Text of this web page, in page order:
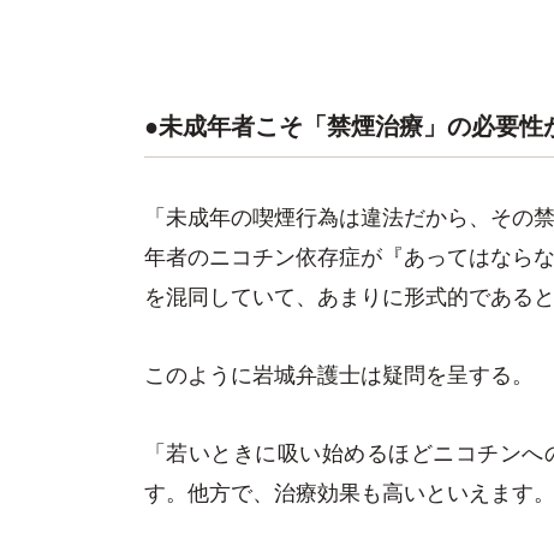
●未成年者こそ「禁煙治療」の必要性
「未成年の喫煙行為は違法だから、そ
年者のニコチン依存症が『あってはなら
を混同していて、あまりに形式的であると
このように岩城弁護士は疑問を呈する。
「若いときに吸い始めるほどニコチン
す。他方で、治療効果も高いといえます。